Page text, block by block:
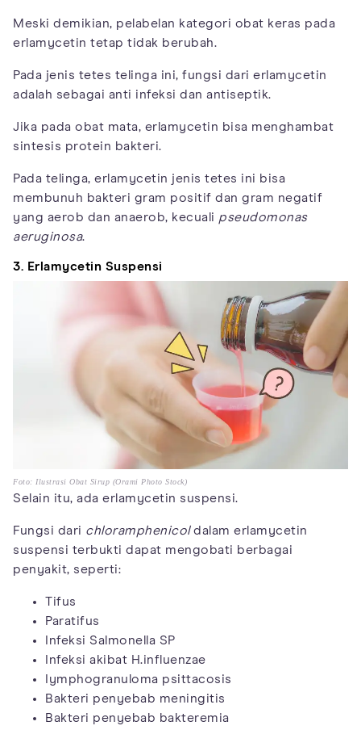
Meski demikian, pelabelan kategori obat keras pada
erlamycetin tetap tidak berubah.
Pada jenis tetes telinga ini, fungsi dari erlamycetin
adalah sebagai anti infeksi dan antiseptik.
Jika pada obat mata, erlamycetin bisa menghambat
sintesis protein bakteri.
Pada telinga, erlamycetin jenis tetes ini bisa
membunuh bakteri gram positif dan gram negatif
yang aerob dan anaerob, kecuali pseudomonas
aeruginosa.
3. Erlamycetin Suspensi
Foto: Ilustrasi Obat Sirup (Orami Photo Stock)
Selain itu, ada erlamycetin suspensi.
Fungsi dari chloramphenicoldalam erlamycetin
suspensi terbukti dapat mengobati berbagai
penyakit, seperti:
Tifus
Paratifus
Infeksi Salmonella SP
Infeksi akibat H.influenzae
Iymphogranuloma psittacosis
Bakteri penyebab meningitis
Bakteri penyebab bakteremia